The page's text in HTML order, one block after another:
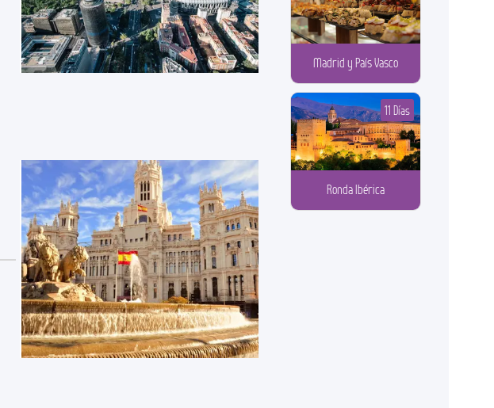
Madrid y País Vasco
Ronda Ibérica
11 Días